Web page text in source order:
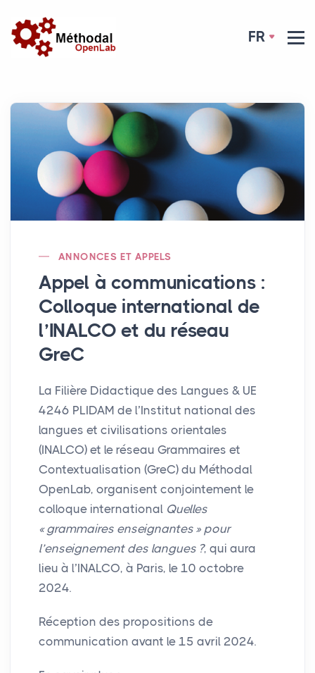
FR
ANNONCES ET APPELS
Appel à communications :
Colloque international de
l’INALCO et du réseau
GreC
La Filière Didactique des Langues & UE
4246 PLIDAM de l’Institut national des
langues et civilisations orientales
(INALCO) et le réseau Grammaires et
Contextualisation (GreC) du Méthodal
OpenLab, organisent conjointement le
colloque international Quelles
« grammaires enseignantes » pour
l’enseignement des langues ?, qui aura
lieu à l’INALCO, à Paris, le 10 octobre
2024.
Réception des propositions de
communication avant le 15 avril 2024.